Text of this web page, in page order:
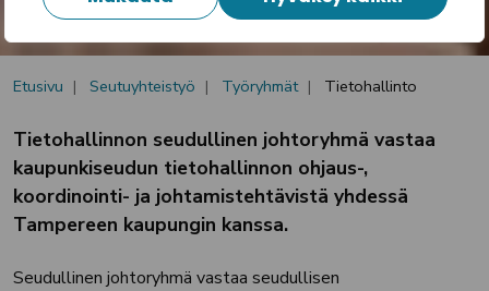
Etusivu Seutuyhteistyö Työryhmät Tietohallinto
Tietohallinnon seudullinen johtoryhmä vastaa
kaupunkiseudun tietohallinnon ohjaus-,
koordinointi- ja johtamistehtävistä yhdessä
Tampereen kaupungin kanssa.
Seudullinen johtoryhmä vastaa seudullisen